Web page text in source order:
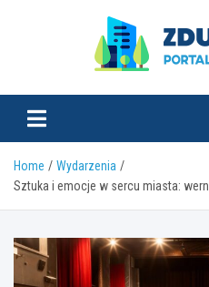
Home
Wydarzenia
Sztuka i emocje w sercu miasta: